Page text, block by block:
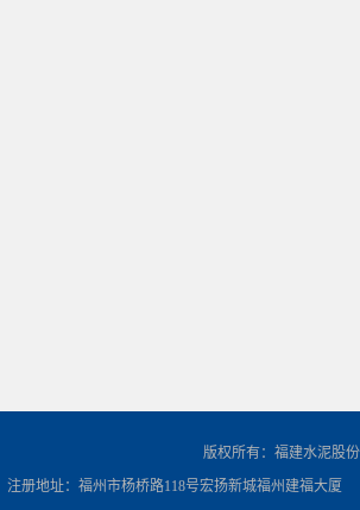
版权所有：福建水泥股
注册地址：福州市杨桥路118号宏扬新城福州建福大厦